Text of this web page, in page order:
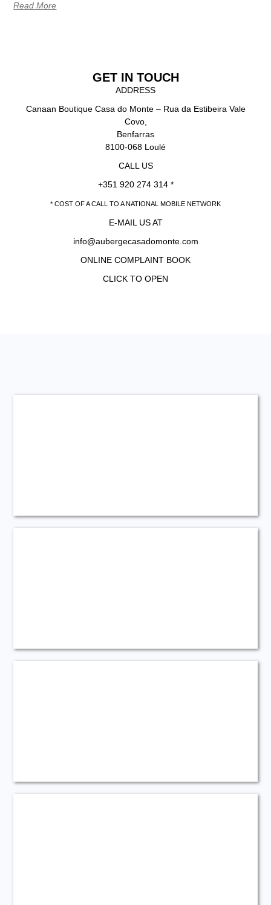
Read More
GET IN TOUCH
ADDRESS
Canaan Boutique Casa do Monte – Rua da Estibeira Vale
Covo,
Benfarras
8100-068 Loulé
CALL US
+351 920 274 314 *
* COST OF A CALL TO A NATIONAL MOBILE NETWORK
E-MAIL US AT
info@aubergecasadomonte.com
ONLINE COMPLAINT BOOK
CLICK TO OPEN